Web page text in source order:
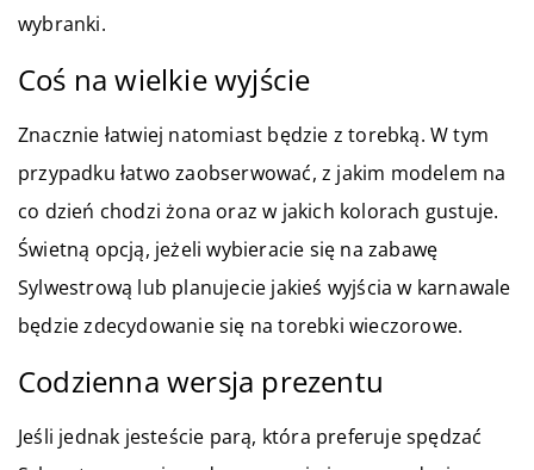
wybranki.
Coś na wielkie wyjście
Znacznie łatwiej natomiast będzie z torebką. W tym
przypadku łatwo zaobserwować, z jakim modelem na
co dzień chodzi żona oraz w jakich kolorach gustuje.
Świetną opcją, jeżeli wybieracie się na zabawę
Sylwestrową lub planujecie jakieś wyjścia w karnawale
będzie zdecydowanie się na torebki wieczorowe.
Codzienna wersja prezentu
Jeśli jednak jesteście parą, która preferuje spędzać